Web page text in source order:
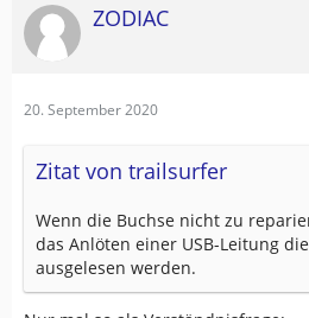
ZODIAC
20. September 2020
Zitat von trailsurfer
Wenn die Buchse nicht zu
das Anlöten einer USB-Leitung
ausgelesen werden.